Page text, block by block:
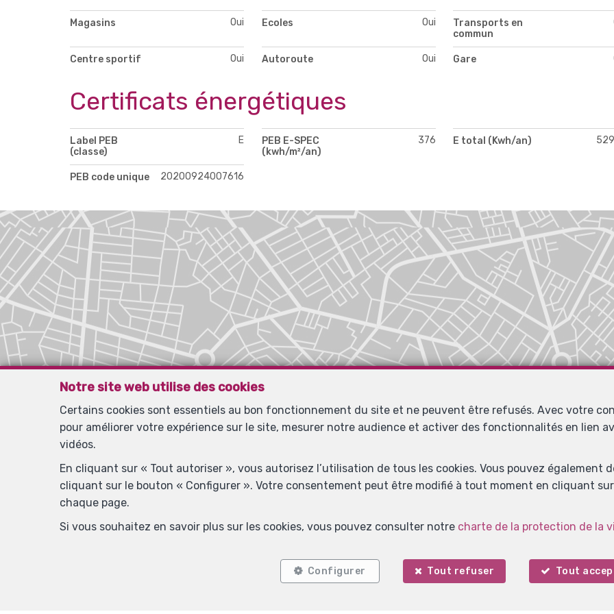
Magasins Oui Ecoles Oui
Transports en
commun
Centre sportif Oui Autoroute Oui Gare
Certificats énergétiques
Label PEB
(classe)
E
PEB E-SPEC
(kwh/m²/an)
376 E total (Kwh/an)
PEB code unique 20200924007616
Localiser sur la carte
Notre site web utilise des cookies
Certains cookies sont essentiels au bon fonctionnement du site et ne peuvent être refusés. Avec votre
pour améliorer votre expérience sur le site, mesurer notre audience et activer des fonctionnalités en lien
vidéos.
En cliquant sur « Tout autoriser », vous autorisez l’utilisation de tous les cookies. Vous pouvez également
cliquant sur le bouton « Configurer ». Votre consentement peut être modifié à tout moment en cliquant
chaque page.
Si vous souhaitez en savoir plus sur les cookies, vous pouvez consulter notre charte de la protection de la
Configurer Tout refuser Tout